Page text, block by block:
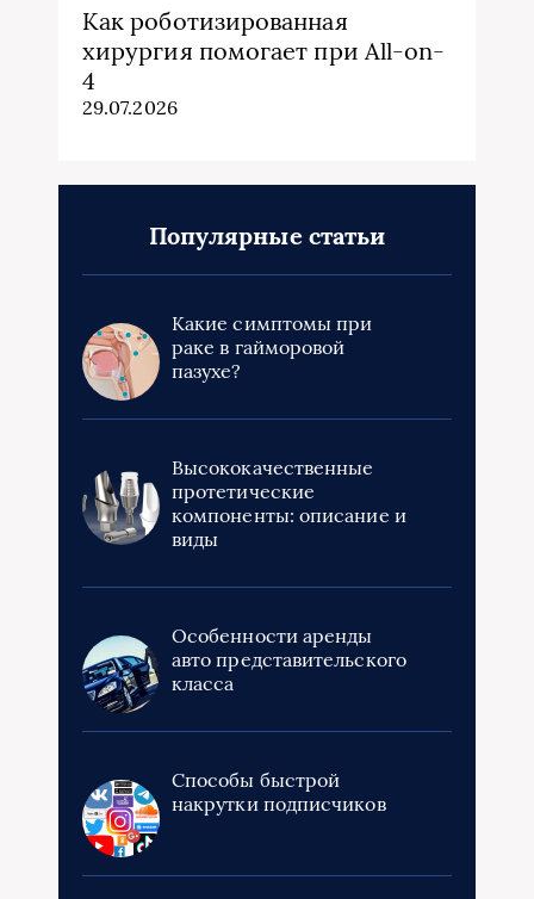
Как роботизированная
хирургия помогает при All-on-
4
29.07.2026
Популярные статьи
Какие симптомы при
раке в гайморовой
пазухе?
Высококачественные
протетические
компоненты: описание и
виды
Особенности аренды
авто представительского
класса
Способы быстрой
накрутки подписчиков